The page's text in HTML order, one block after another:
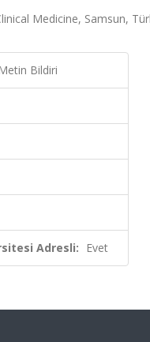
Medicine, Samsun,
Bildiri
Adresli: Evet